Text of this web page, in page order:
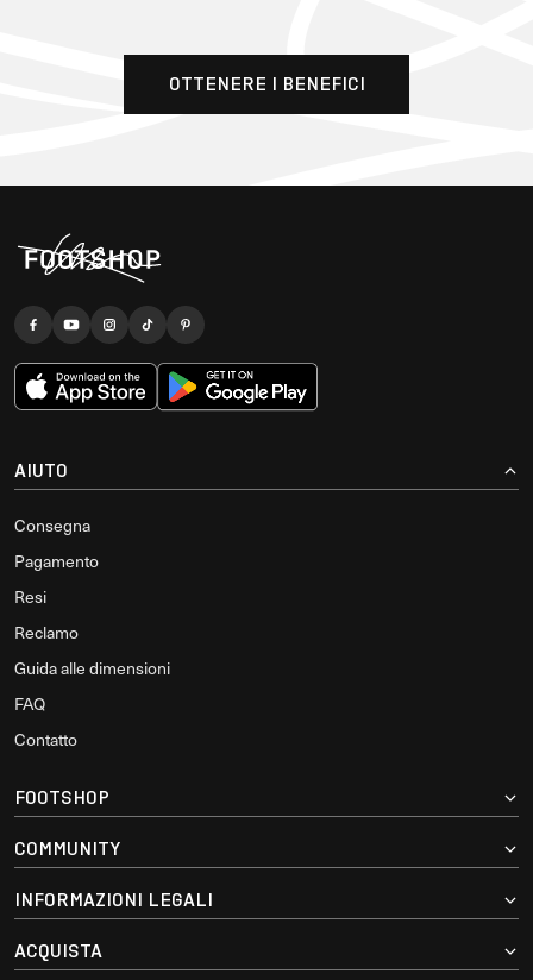
OTTENERE I BENEFICI
AIUTO
Consegna
Pagamento
Resi
Reclamo
Guida alle dimensioni
FAQ
Contatto
FOOTSHOP
COMMUNITY
INFORMAZIONI LEGALI
ACQUISTA